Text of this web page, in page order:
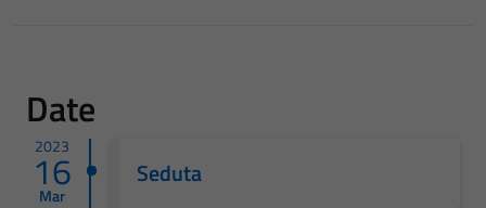
Date
2023
16
Mar
Seduta